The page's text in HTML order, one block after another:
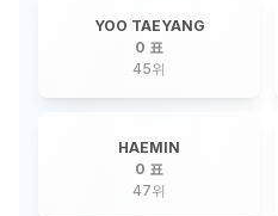
YOO TAEYANG
0 표
45위
HAEMIN
0 표
47위